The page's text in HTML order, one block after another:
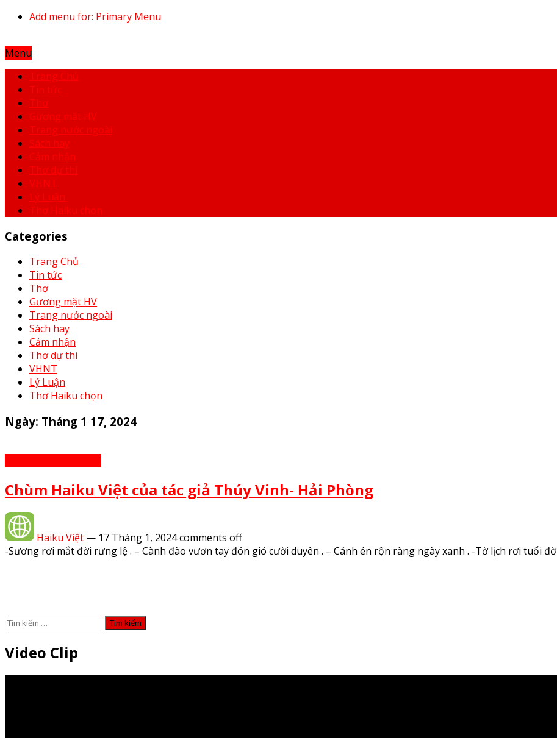
Add menu for: Primary Menu
Menu
Trang Chủ
Tin tức
Thơ
Gương mặt HV
Trang nước ngoài
Sách hay
Cảm nhận
Thơ dự thi
VHNT
Lý Luận
Thơ Haiku chọn
Categories
Trang Chủ
Tin tức
Thơ
Gương mặt HV
Trang nước ngoài
Sách hay
Cảm nhận
Thơ dự thi
VHNT
Lý Luận
Thơ Haiku chọn
Ngày: Tháng 1 17, 2024
Chùm Haiku Việt của tác giả Thúy Vinh- Hải Phòng
Haiku Việt — 17 Tháng 1, 2024comments off
-Sương rơi mắt đời rưng lệ . – Cành đào vươn tay đón gió cười duyên . – Cánh én rộn ràng ngày xanh . -Tờ lịch rơi tuổi đời
Tìm
kiếm
cho:
Video Clip